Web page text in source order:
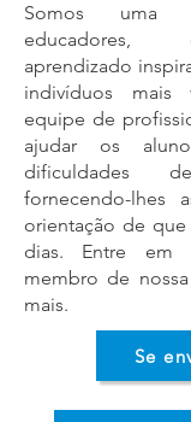
Somos uma
educadores,
aprendizado
indivíduos mais
equipe de
ajudar os
dificuldades
fornecendo-lhes
orientação de
dias. Entre em
membro de
mais.
Se